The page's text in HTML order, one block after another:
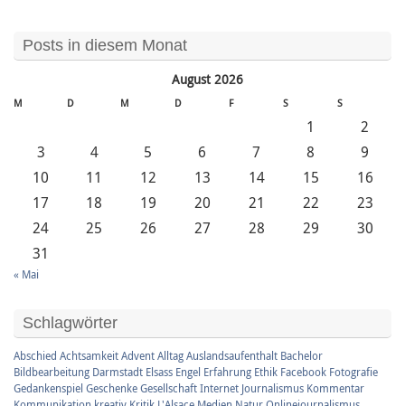
Posts in diesem Monat
August 2026
M D M D F S S
1
2
3
4 5 6 7 8
9
10
11 12 13 14 15
16
17
18 19 20 21 22
23
24
25 26 27 28 29
30
31
« Mai
Schlagwörter
Abschied AchtsamkeitAdventAlltagAuslandsaufenthalt Bachelor
Bildbearbeitung Darmstadt Elsass Engel Erfahrung Ethik Facebook Fotografie
Gedankenspiel GeschenkeGesellschaftInternet Journalismus Kommentar